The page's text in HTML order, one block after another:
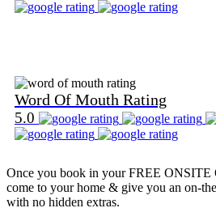
Word Of Mouth Rating
5.0
Once you book in yourFREE ONSITE
come to your home & give you an on-
with no hidden extras.